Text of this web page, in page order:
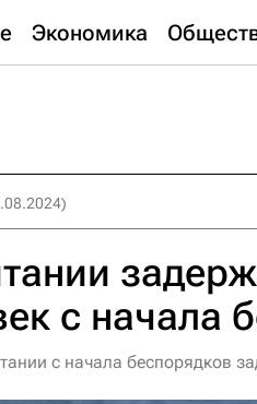
Экономика
с начала
с начала беспорядков